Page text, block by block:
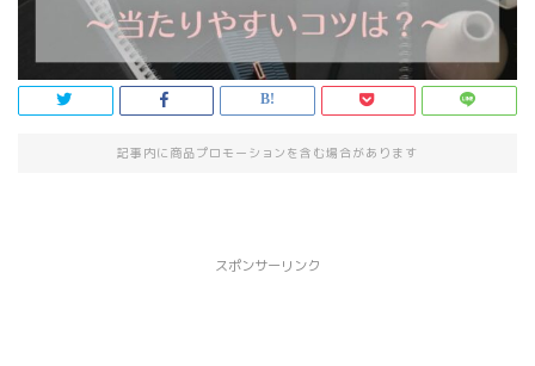
記事内に商品プロモーションを含む場合があります
スポンサーリンク